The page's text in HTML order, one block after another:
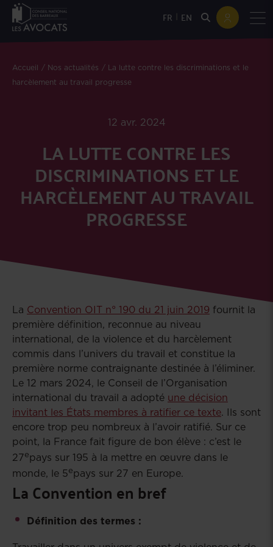
FR EN
Accueil Nos actualités
La lutte contre les discriminations et le
harcèlement au travail progresse
12 avr. 2024
LA LUTTE CONTRE LES
DISCRIMINATIONS ET LE
HARCÈLEMENT AU TRAVAIL
PROGRESSE
La Convention OIT n° 190 du 21 juin 2019 fournit la
première définition, reconnue au niveau
international, de la violence et du harcèlement
commis dans l’univers du travail et constitue la
première norme contraignante destinée à l’éliminer.
Le 12 mars 2024, le Conseil de l’Organisation
international du travail a adopté une décision
invitant les États membres à ratifier ce texte. Ils sont
encore trop peu nombreux à l’avoir ratifié. Sur ce
point, la France fait figure de bon élève : c’est le
27epays sur 195 à la mettre en œuvre dans le
monde, le 5epays sur 27 en Europe.
La Convention en bref
Définition des termes :